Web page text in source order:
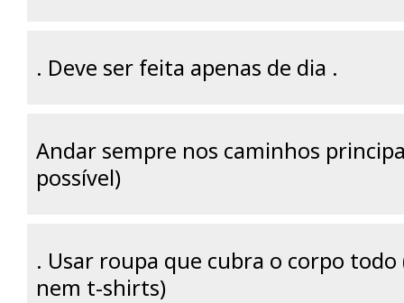
. Deve ser feita apenas de dia .
Andar sempre nos caminhos
possível)
. Usar roupa que cubra o corpo todo
nem t-shirts)